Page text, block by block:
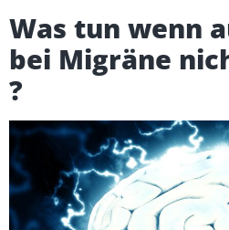
Was tun wenn
bei Migräne
?